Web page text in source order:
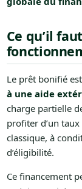
Ce qu’il
Le prêt bonifié
à une aide
charge partielle
profiter d’un
classique, à
d’éligibilité.
Ce financement